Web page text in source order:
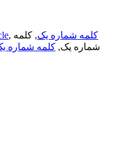
, کلمه شماره یک, کلمه
شماره یک, کلمه شماره